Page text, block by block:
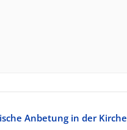
Anbetung in der Kirche